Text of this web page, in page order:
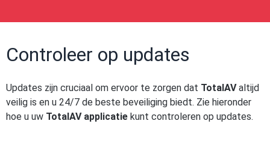
Controleer op updates
Updates zijn cruciaal om ervoor te zorgen dat TotalAValtijd
veilig is en u 24/7 de beste beveiliging biedt. Zie hieronder
hoe u uw TotalAV applicatie kunt controleren op updates.